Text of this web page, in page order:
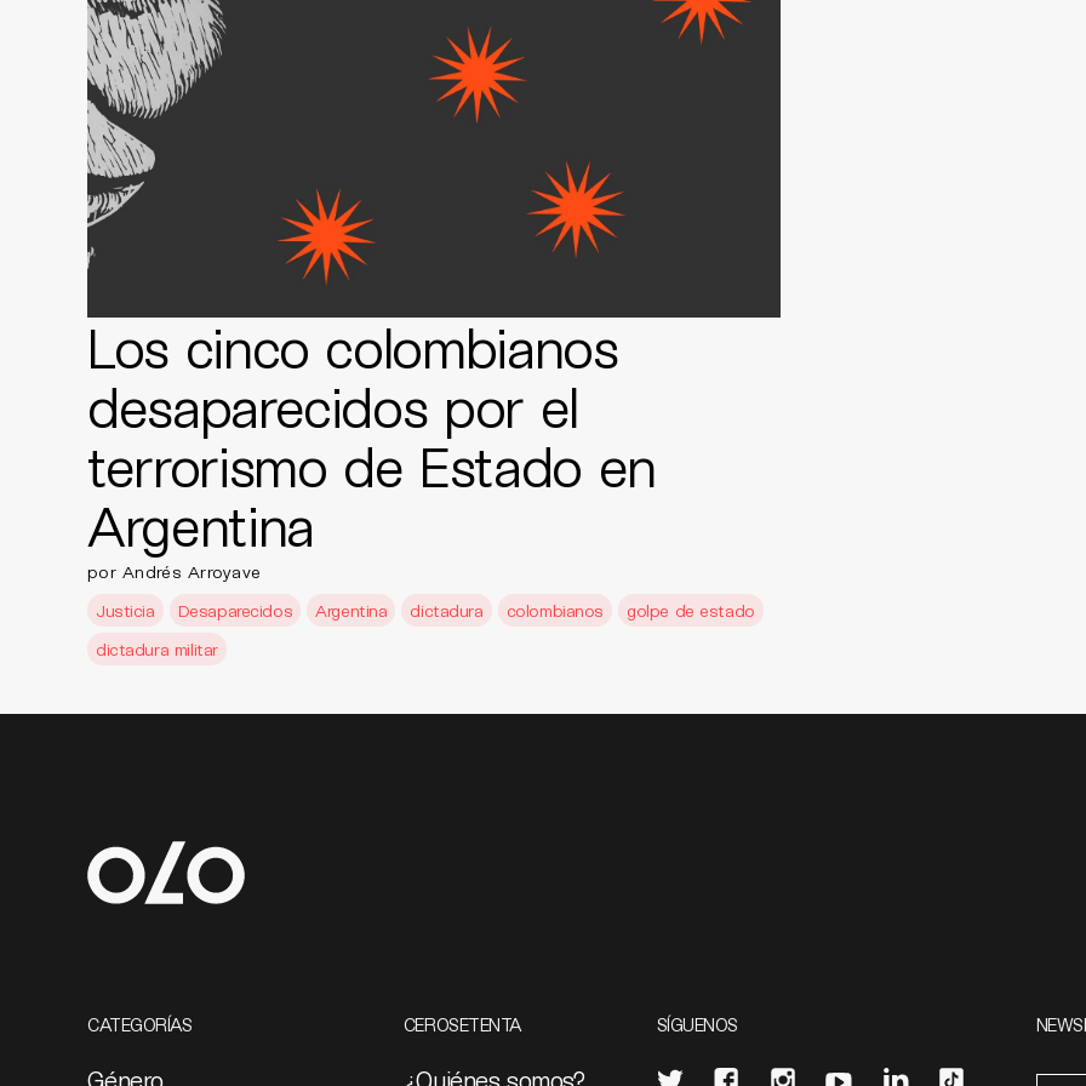
Los cinco colombianos
desaparecidos por el
terrorismo de Estado en
Argentina
por Andrés Arroyave
Justicia
Desaparecidos Argentina dictadura colombianos
golpe de estado
dictadura militar
CATEGORÍAS
Género
CEROSETENTA
¿Quiénes somos?
SÍGUENOS